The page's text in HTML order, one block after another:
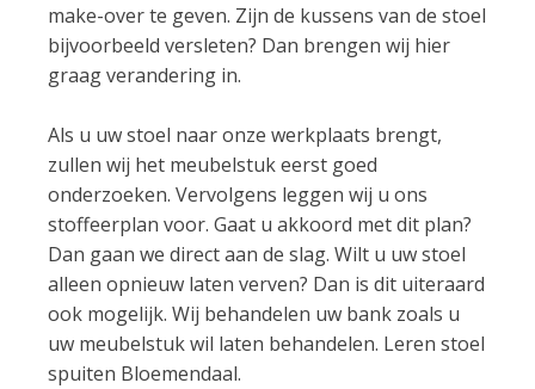
make-over te geven. Zijn de kussens van de stoel
bijvoorbeeld versleten? Dan brengen wij hier
graag verandering in.
Als u uw stoel naar onze werkplaats brengt,
zullen wij het meubelstuk eerst goed
onderzoeken. Vervolgens leggen wij u ons
stoffeerplan voor. Gaat u akkoord met dit plan?
Dan gaan we direct aan de slag. Wilt u uw stoel
alleen opnieuw laten verven? Dan is dit uiteraard
ook mogelijk. Wij behandelen uw bank zoals u
uw meubelstuk wil laten behandelen. Leren stoel
spuiten Bloemendaal.